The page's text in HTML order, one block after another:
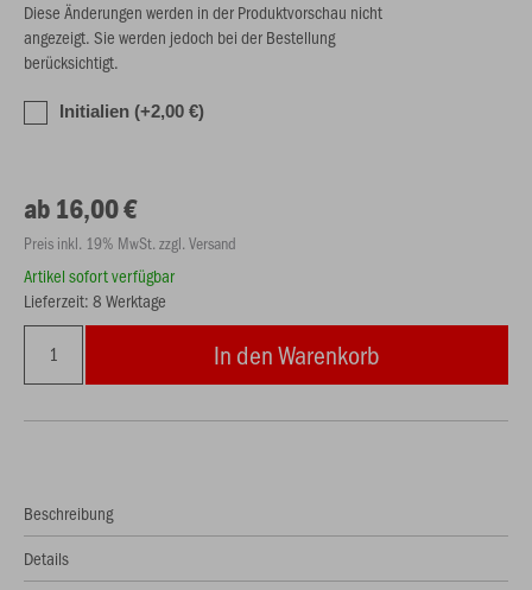
Diese Änderungen werden in der Produktvorschau nicht
angezeigt. Sie werden jedoch bei der Bestellung
berücksichtigt.
Initialien (+2,00 €)
ab 16,00 €
Preis inkl. 19% MwSt. zzgl. Versand
Artikel sofort verfügbar
Lieferzeit: 8 Werktage
In den Warenkorb
Beschreibung
Details